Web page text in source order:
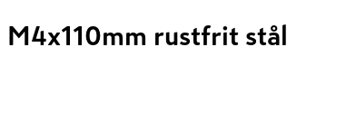
rustfrit stål